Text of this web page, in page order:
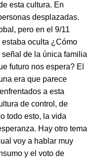
esta cultura. En
desplazadas.
pero en el 9/11
oculta ¿Cómo
de la única familia
futuro nos espera? El
era que parece
a esta
de control, de
todo esto, la vida
Hay otro tema
voy a hablar muy
y el voto de